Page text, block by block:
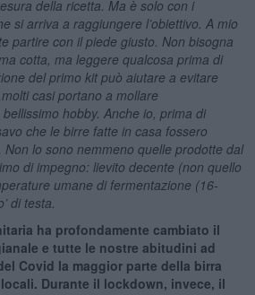
della ricetta. Ma è solo con i
si arriva a raggiungere l’obiettivo. A mio
partire con il piede giusto. Non bisogna
cotta, ma leggere qualcosa prima di
del primo kit può aiutare a evitare
casi portano a mollare
hobby. Anche io, prima di
che le birre fatte in casa fossero
lo sono nemmeno quelle prodotte dal
di impegno: lievito decente (non quello
umane di fermentazione (16-
di testa.
ha profondamente cambiato il
e tutte le nostre abitudini ad
Covid la maggior parte della birra
Durante il lockdown, invece, il